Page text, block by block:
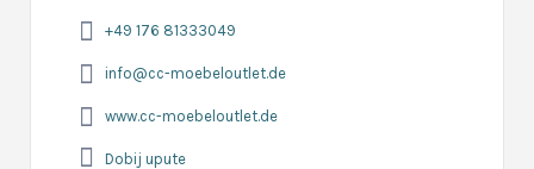
+49 176 81333049
info@cc-moebeloutlet.de
www.cc-moebeloutlet.de
Dobij upute